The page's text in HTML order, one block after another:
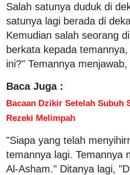
Salah satunya duduk di
satunya lagi berada di
Kemudian salah seorang
berkata kepada
ini?" Temannya
Baca Juga :
Bacaan Dzikir Setelah Subuh
Rezeki Melimpah
"Siapa yang telah
temannya lagi. Temannya
Al-Asham." Ditanya lagi,